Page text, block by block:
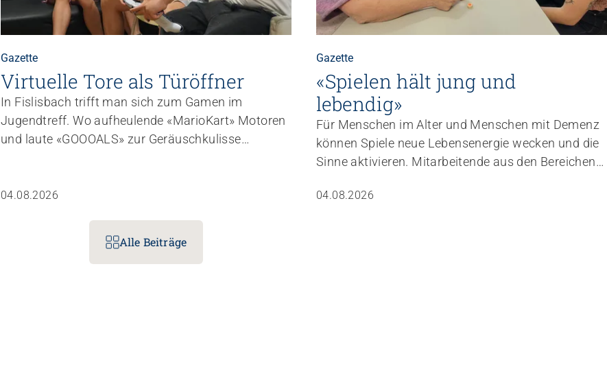
Gazette
Virtuelle Tore als Türöffner
In Fislisbach trifft man sich zum Gamen im
Jugendtreff. Wo aufheulende «Mario­Kart»­ Motoren
und laute «GOOOALS» zur Geräuschkulisse
Lernmomente.
04.08.2026
Gazette
«Spielen hält jung und
lebendig»
Für Menschen im Alter und Menschen mit Demenz
können Spiele neue Lebensenergie wecken und die
Sinne aktivieren. Mitarbeitende aus den Bereichen
Weiterbildung, wie sie Spiele gezielt in den Alltag
04.08.2026
Alle Beiträge